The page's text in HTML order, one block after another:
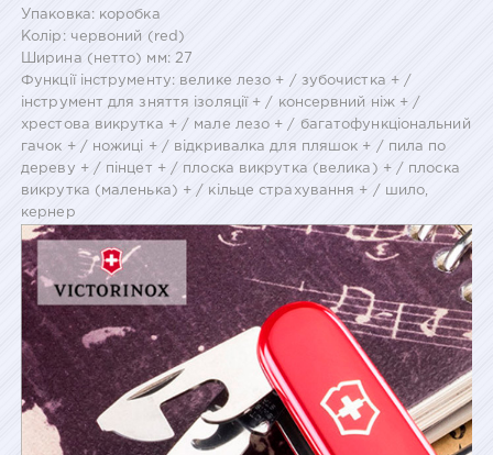
Упаковка: коробка
Колір: червоний (red)
Ширина (нетто) мм: 27
Функції інструменту: велике лезо + / зубочистка + /
інструмент для зняття ізоляції + / консервний ніж + /
хрестова викрутка + / мале лезо + / багатофункціональний
гачок + / ножиці + / відкривалка для пляшок + / пила по
дереву + / пінцет + / плоска викрутка (велика) + / плоска
викрутка (маленька) + / кільце страхування + / шило,
кернер